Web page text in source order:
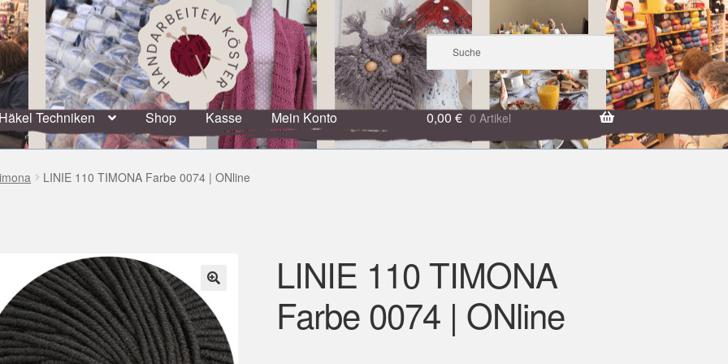
Häkel Techniken Shop Kasse Mein Konto 0,00 € 0 Artikel
LINIE 110 TIMONA Farbe 0074 | ONline
🔍
LINIE 110 TIMONA
Farbe 0074 | ONline